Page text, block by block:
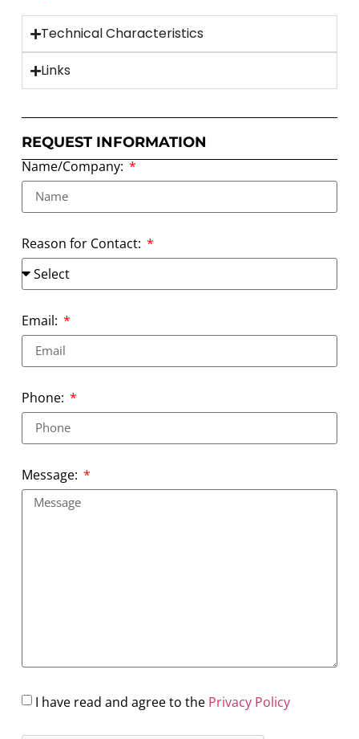
Technical Characteristics
Links
REQUEST INFORMATION
Name/Company:
Reason for Contact:
Email:
Phone:
Message:
I have read and agree to the Privacy Policy